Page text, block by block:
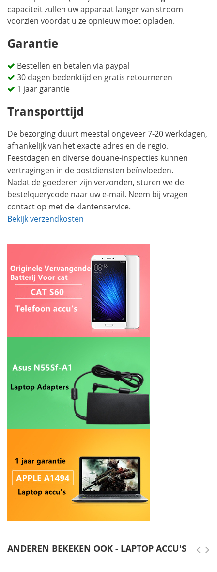
capaciteit zullen uw apparaat langer van stroom
voorzien voordat u ze opnieuw moet opladen.
Garantie
Bestellen en betalen via paypal
30 dagen bedenktijd en gratis retourneren
1 jaar garantie
Transporttijd
De bezorging duurt meestal ongeveer 7-20 werkdagen,
afhankelijk van het exacte adres en de regio.
Feestdagen en diverse douane-inspecties kunnen
vertragingen in de postdiensten beïnvloeden.
Nadat de goederen zijn verzonden, sturen we de
bestelquerycode naar uw e-mail. Neem bij vragen
contact op met de klantenservice.
Bekijk verzendkosten
ANDEREN BEKEKEN OOK - LAPTOP ACCU'S